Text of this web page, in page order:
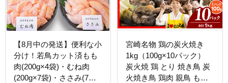
【8月中の発送】便利な小
分け！若鳥カット済もも
肉(200g×4袋)・むね肉
(200g×7袋)・ささみ(7袋
宮崎名物 鶏の炭火焼き
1kg（100g×10パック）
炭火焼 鶏 とり 焼き鳥 炭
火焼き鳥 鶏肉 親鳥 もも